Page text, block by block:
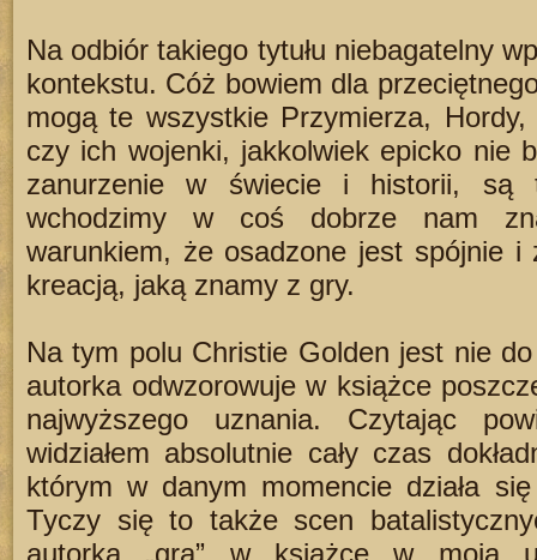
Na odbiór takiego tytułu niebagatelny
kontekstu. Cóż bowiem dla
mogą te wszystkie Przymierza,
czy ich wojenki, jakkolwiek epicko nie
zanurzenie w świecie i historii, są
wchodzimy w coś dobrze nam
warunkiem, że osadzone jest spójnie i
kreacją, jaką znamy z gry.
Na tym polu Christie Golden jest nie
autorka odwzorowuje w książce
najwyższego uznania. Czytając
widziałem absolutnie cały czas
którym w danym momencie działa
Tyczy się to także scen
autorka „gra” w książce w moją